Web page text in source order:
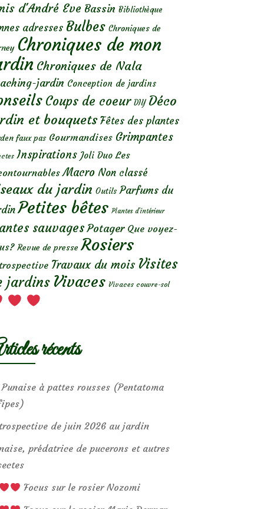
d'André Eve Bassin Bibliothèque
adresses Bulbes Chroniques de
Chroniques de mon
Chroniques de Nala
jardin Conception de jardins
Coups de coeur DIY Déco
et bouquets Fêtes des plantes
faux pas Gourmandises Grimpantes
Inspirations Joli Duo Les
Macro Non classé
du jardin Outils Parfums du
Petites bêtes Plantes d’intérieur
sauvages Potager Que voyez-
Revue de presse Rosiers
Travaux du mois Visites
jardins Vivaces Vivaces couvre-sol
récents
à pattes rousses (Pentatoma
de juin 2026 au jardin
prédatrice de pucerons et autres
Focus sur le rosier Nozomi